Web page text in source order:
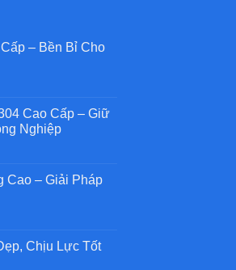
– Bền Bỉ Cho
Cao Cấp – Giữ
Nghiệp
Cao – Giải Pháp
Chịu Lực Tốt